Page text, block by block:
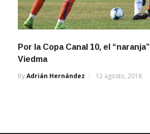
Por la Copa Canal 10, el
Viedma
ByAdrián Hernández 12 agosto, 2018